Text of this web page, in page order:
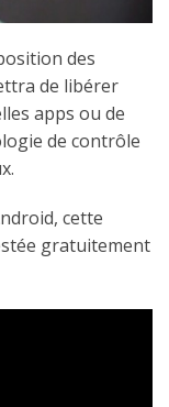
des
de libérer
apps ou de
de contrôle
cette
gratuitement